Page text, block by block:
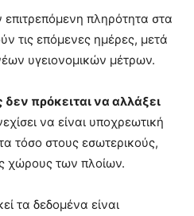
επιτρεπόμενη πληρότητα στα
τις επόμενες ημέρες, μετά
υγειονομικών μέτρων.
πρόκειται να αλλάξει
να είναι υποχρεωτική
τόσο στους εσωτερικούς,
χώρους των πλοίων.
τα δεδομένα είναι